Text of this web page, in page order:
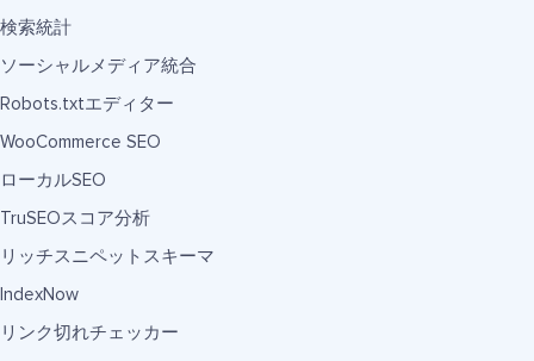
検索統計
ソーシャルメディア統合
Robots.txtエディター
WooCommerce SEO
ローカルSEO
TruSEOスコア分析
リッチスニペットスキーマ
IndexNow
リンク切れチェッカー